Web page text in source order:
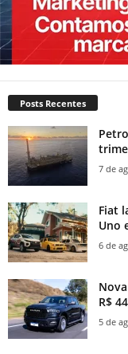
Posts Recentes
7 de
Fiat
Uno
6 de
R$
5 de